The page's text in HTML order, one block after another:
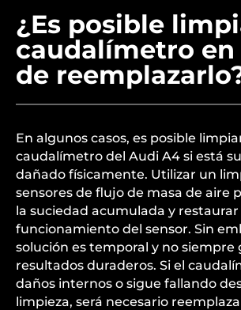
¿Es posible
caudalímetro
de
En algunos casos, es posible
caudalímetro del Audi A4 si está
dañado físicamente. Utilizar un
sensores de flujo de masa de aire
la suciedad acumulada y restaurar
funcionamiento del sensor. Sin
solución es temporal y no siempre
resultados duraderos. Si el
daños internos o sigue fallando
limpieza, será necesario